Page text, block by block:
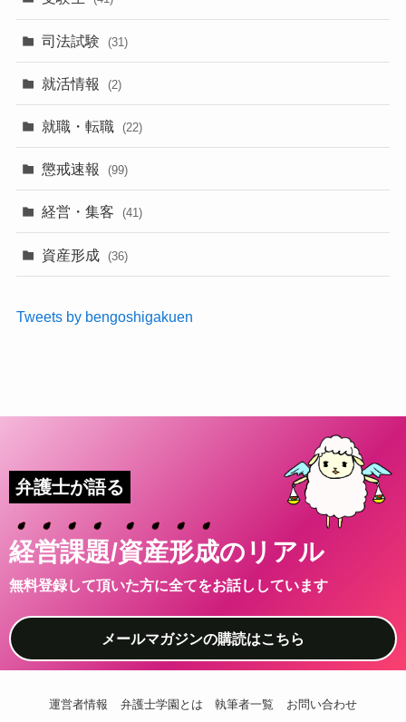
司法試験 (31)
就活情報 (2)
就職・転職 (22)
懲戒速報 (99)
経営・集客 (41)
資産形成 (36)
Tweets by bengoshigakuen
弁護士が語る
経営課題/資産形成のリアル
無料登録して頂いた方に全てをお話ししています
メールマガジンの購読はこちら
運営者情報 弁護士学園とは 執筆者一覧 お問い合わせ